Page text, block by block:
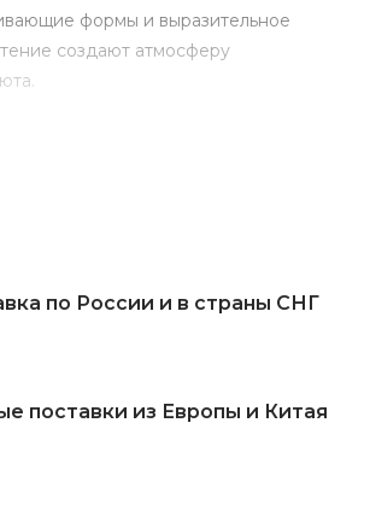
формы и выразительное
создают атмосферу
по России и в страны СНГ
поставки из Европы и Китая